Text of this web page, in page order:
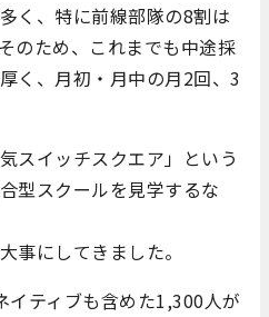
く、特に前線部隊の8割は
のため、これまでも中途採
く、月初・月中の月2回、3
スイッチスクエア」という
型スクールを見学するな
事にしてきました。
イティブも含めた1,300人が